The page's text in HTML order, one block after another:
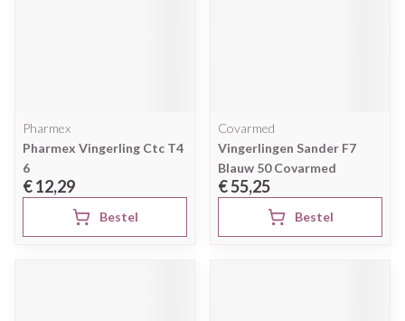
Pharmex
Pharmex Vingerling Ctc T4
6
€ 12,29
Bestel
Covarmed
Vingerlingen Sander F7
Blauw 50 Covarmed
€ 55,25
Bestel